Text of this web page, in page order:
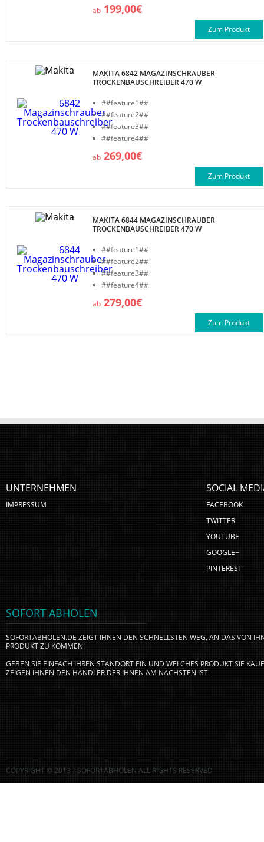
ab 199,00€
Zum Produkt
MAKITA 6842 MAGAZINSCHRAUBER
TROCKENBAUSCHREIBER 470 W
##feature1##
##feature2##
##feature3##
##feature4##
ab 269,00€
Zum Produkt
MAKITA 6844 MAGAZINSCHRAUBER
TROCKENBAUSCHREIBER 470 W
##feature1##
##feature2##
##feature3##
##feature4##
ab 279,00€
Zum Produkt
UNTERNEHMEN
IMPRESSUM
SOCIAL
FACEBOOK
TWITTER
YOUTUBE
GOOGLE+
PINTEREST
SOFORT ABHOLEN
SOFORTABHOLEN.DE ZEIGT IHNEN DEN SCHNELLSTEN WEG, AN DAS VON
PRODUKT ZU KOMMEN.
GEBEN SIE EINFACH IHREN STANDORT EIN UND WELCHES PRODUKT SIE
ZEIGEN IHNEN DEN HÄNDLER DER IHNEN AM NÄCHSTEN IST.
COPYRIGHT © 2013 ? SOFORTABHOLEN ALL RIGHTS RESERVED